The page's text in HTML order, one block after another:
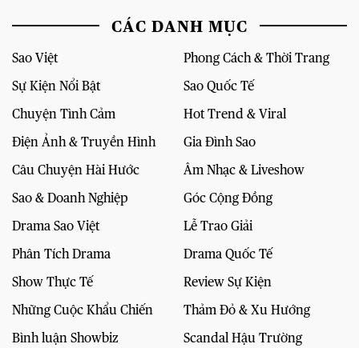
CÁC DANH MỤC
Sao Việt
Phong Cách & Thời Trang
Sự Kiện Nổi Bật
Sao Quốc Tế
Chuyện Tình Cảm
Hot Trend & Viral
Điện Ảnh & Truyền Hình
Gia Đình Sao
Câu Chuyện Hài Hước
Âm Nhạc & Liveshow
Sao & Doanh Nghiệp
Góc Cộng Đồng
Drama Sao Việt
Lễ Trao Giải
Phân Tích Drama
Drama Quốc Tế
Show Thực Tế
Review Sự Kiện
Những Cuộc Khẩu Chiến
Thảm Đỏ & Xu Hướng
Bình luận Showbiz
Scandal Hậu Trường